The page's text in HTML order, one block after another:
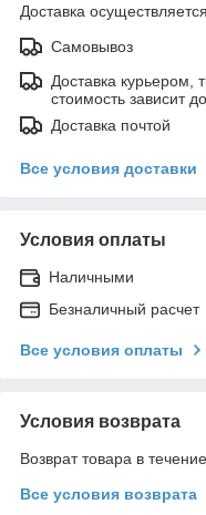
Доставка
Самовывоз
Доставка курьером,
стоимость зависит
Доставка почтой
Все условия доставки
Условия оплаты
Наличными
Безналичный расчет
Все условия оплаты
Условия возврата
Возврат товара в
Все условия возврата